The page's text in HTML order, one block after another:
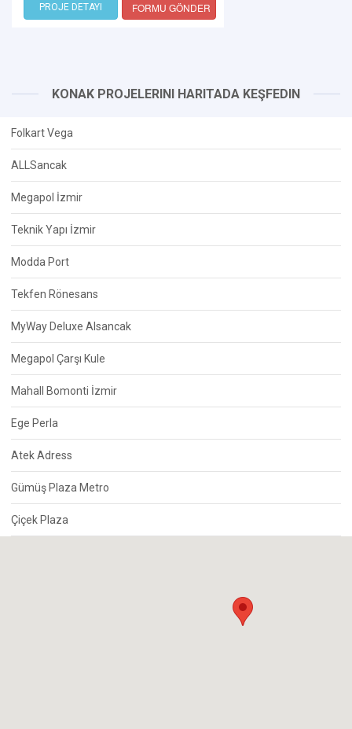
PROJE DETAYI FORMU GÖNDER
KONAK PROJELERINI HARITADA KEŞFEDIN
Folkart Vega
ALLSancak
Megapol İzmir
Teknik Yapı İzmir
Modda Port
Tekfen Rönesans
MyWay Deluxe Alsancak
Megapol Çarşı Kule
Mahall Bomonti İzmir
Ege Perla
Atek Adress
Gümüş Plaza Metro
Çiçek Plaza